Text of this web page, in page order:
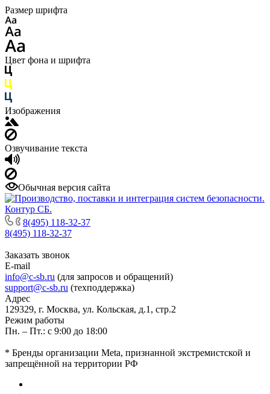
Размер шрифта
Цвет фона и шрифта
Изображения
Озвучивание текста
Обычная версия сайта
8(495) 118-32-37
8(495) 118-32-37
Заказать звонок
E-mail
info@c-sb.ru (для запросов и обращений)
support@c-sb.ru (техподдержка)
Адрес
129329, г. Москва, ул. Кольская, д.1, стр.2
Режим работы
Пн. – Пт.: с 9:00 до 18:00
* Бренды организации Meta, признанной экстремистской и
запрещённой на территории РФ